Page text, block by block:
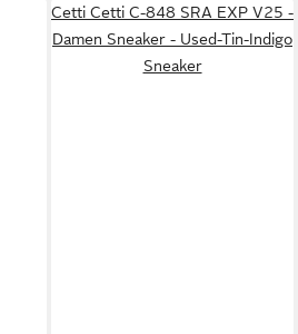
Cetti Cetti C-848 SRA EXP V25 -
Damen Sneaker - Used-Tin-Indigo
Sneaker